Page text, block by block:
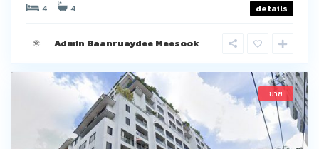
4
4 details
Admin Baanruaydee Meesook
ขาย